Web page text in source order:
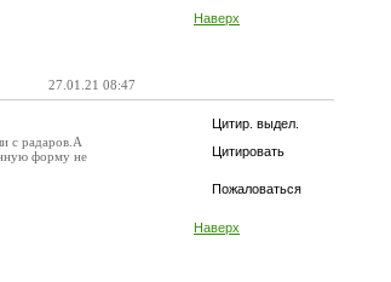
Наверх
27.01.21 08:47
Цитир. выдел.
Цитировать
Пожаловаться
Наверх
с радаров.А
форму не